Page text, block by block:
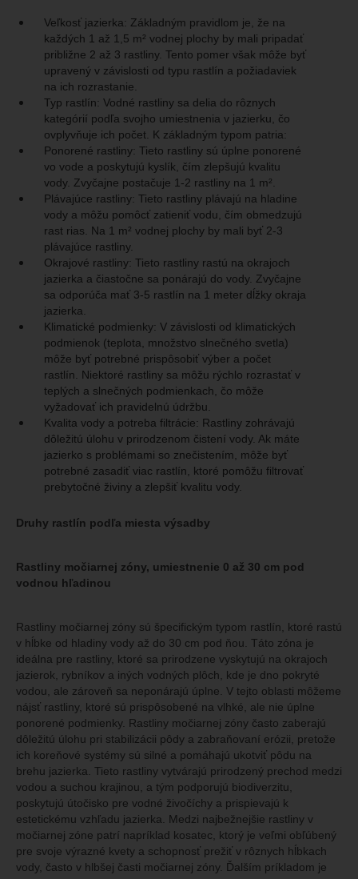
Veľkosť jazierka: Základným pravidlom je, že na
každých 1 až 1,5 m² vodnej plochy by mali pripadať
približne 2 až 3 rastliny. Tento pomer však môže byť
upravený v závislosti od typu rastlín a požiadaviek
na ich rozrastanie.
Typ rastlín: Vodné rastliny sa delia do rôznych
kategórií podľa svojho umiestnenia v jazierku, čo
ovplyvňuje ich počet. K základným typom patria:
Ponorené rastliny: Tieto rastliny sú úplne ponorené
vo vode a poskytujú kyslík, čím zlepšujú kvalitu
vody. Zvyčajne postačuje 1-2 rastliny na 1 m².
Plávajúce rastliny: Tieto rastliny plávajú na hladine
vody a môžu pomôcť zatieniť vodu, čím obmedzujú
rast rias. Na 1 m² vodnej plochy by mali byť 2-3
plávajúce rastliny.
Okrajové rastliny: Tieto rastliny rastú na okrajoch
jazierka a čiastočne sa ponárajú do vody. Zvyčajne
sa odporúča mať 3-5 rastlín na 1 meter dĺžky okraja
jazierka.
Klimatické podmienky: V závislosti od klimatických
podmienok (teplota, množstvo slnečného svetla)
môže byť potrebné prispôsobiť výber a počet
rastlín. Niektoré rastliny sa môžu rýchlo rozrastať v
teplých a slnečných podmienkach, čo môže
vyžadovať ich pravidelnú údržbu.
Kvalita vody a potreba filtrácie: Rastliny zohrávajú
dôležitú úlohu v prirodzenom čistení vody. Ak máte
jazierko s problémami so znečistením, môže byť
potrebné zasadiť viac rastlín, ktoré pomôžu filtrovať
prebytočné živiny a zlepšiť kvalitu vody.
Druhy rastlín podľa miesta výsadby
Rastliny močiarnej zóny, umiestnenie 0 až 30 cm pod
vodnou hľadinou
Rastliny močiarnej zóny sú špecifickým typom rastlín, ktoré rastú
v hĺbke od hladiny vody až do 30 cm pod ňou. Táto zóna je
ideálna pre rastliny, ktoré sa prirodzene vyskytujú na okrajoch
jazierok, rybníkov a iných vodných plôch, kde je dno pokryté
vodou, ale zároveň sa neponárajú úplne. V tejto oblasti môžeme
nájsť rastliny, ktoré sú prispôsobené na vlhké, ale nie úplne
ponorené podmienky. Rastliny močiarnej zóny často zaberajú
dôležitú úlohu pri stabilizácii pôdy a zabraňovaní erózii, pretože
ich koreňové systémy sú silné a pomáhajú ukotviť pôdu na
brehu jazierka. Tieto rastliny vytvárajú prirodzený prechod medzi
vodou a suchou krajinou, a tým podporujú biodiverzitu,
poskytujú útočisko pre vodné živočíchy a prispievajú k
estetickému vzhľadu jazierka. Medzi najbežnejšie rastliny v
močiarnej zóne patrí napríklad kosatec, ktorý je veľmi obľúbený
pre svoje výrazné kvety a schopnosť prežiť v rôznych hĺbkach
vody, často v hlbšej časti močiarnej zóny. Ďalším príkladom je